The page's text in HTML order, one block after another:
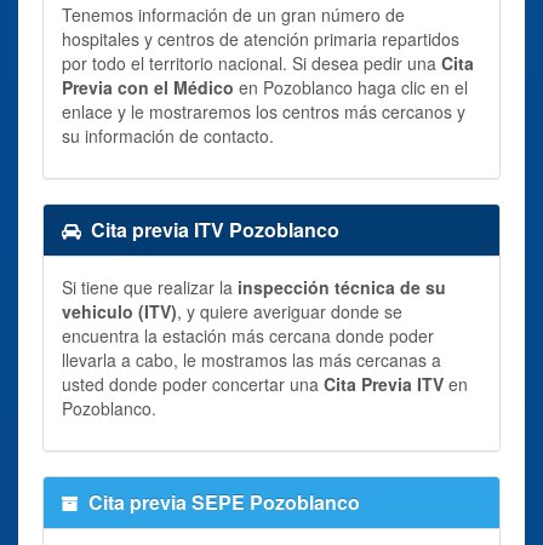
Tenemos información de un gran número de
hospitales y centros de atención primaria repartidos
por todo el territorio nacional. Si desea pedir una Cita
Previa con el Médico en Pozoblanco haga clic en el
enlace y le mostraremos los centros más cercanos y
su información de contacto.
Cita previa ITV Pozoblanco
Si tiene que realizar la inspección técnica de su
vehiculo (ITV), y quiere averiguar donde se
encuentra la estación más cercana donde poder
llevarla a cabo, le mostramos las más cercanas a
usted donde poder concertar una Cita Previa ITV en
Pozoblanco.
Cita previa SEPE Pozoblanco